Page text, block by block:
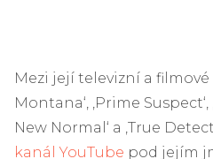
Mezi její televizní a
Montana‘, ‚Prime Suspect‘,
New Normal‘ a ‚True
kanál YouTube pod jejím